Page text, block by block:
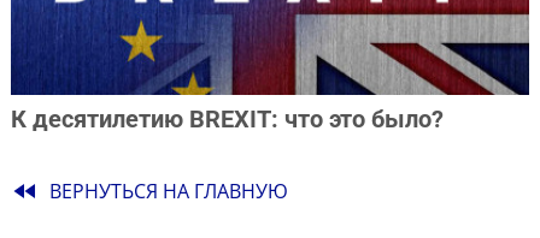
К десятилетию BREXIT: что это было?
fast_rewind ВЕРНУТЬСЯ НА ГЛАВНУЮ